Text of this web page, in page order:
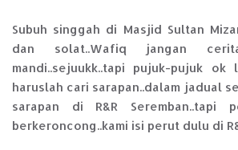
Subuh singgah di Masjid Sultan
dan solat..Wafiq jangan
mandi..sejuukk..tapi pujuk-pujuk ok
haruslah cari sarapan..dalam jadual
sarapan di R&R Seremban..tapi
berkeroncong..kami isi perut dulu di